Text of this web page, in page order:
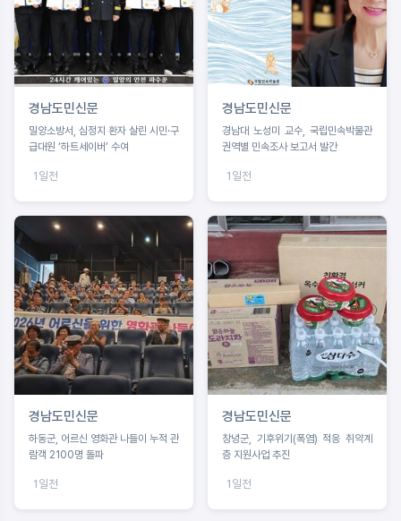
경남도민신문
밀양소방서, 심정지 환자 살린 시민·구
급대원 ‘하트세이버’ 수여
1일전
경남도민신문
경남대 노성미 교수, 국립민속박물관
권역별 민속조사 보고서 발간
1일전
경남도민신문
하동군, 어르신 영화관 나들이 누적 관
람객 2100명 돌파
1일전
경남도민신문
창녕군, 기후위기(폭염) 적응 취약계
층 지원사업 추진
1일전